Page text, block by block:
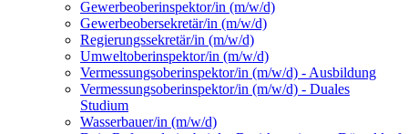
Gewerbeoberinspektor/in (m/w/d)
Gewerbeobersekretär/in (m/w/d)
Regierungssekretär/in (m/w/d)
Umweltoberinspektor/in (m/w/d)
Vermessungsoberinspektor/in (m/w/d) - Ausbildung
Vermessungsoberinspektor/in (m/w/d) - Duales
Studium
Wasserbauer/in (m/w/d)